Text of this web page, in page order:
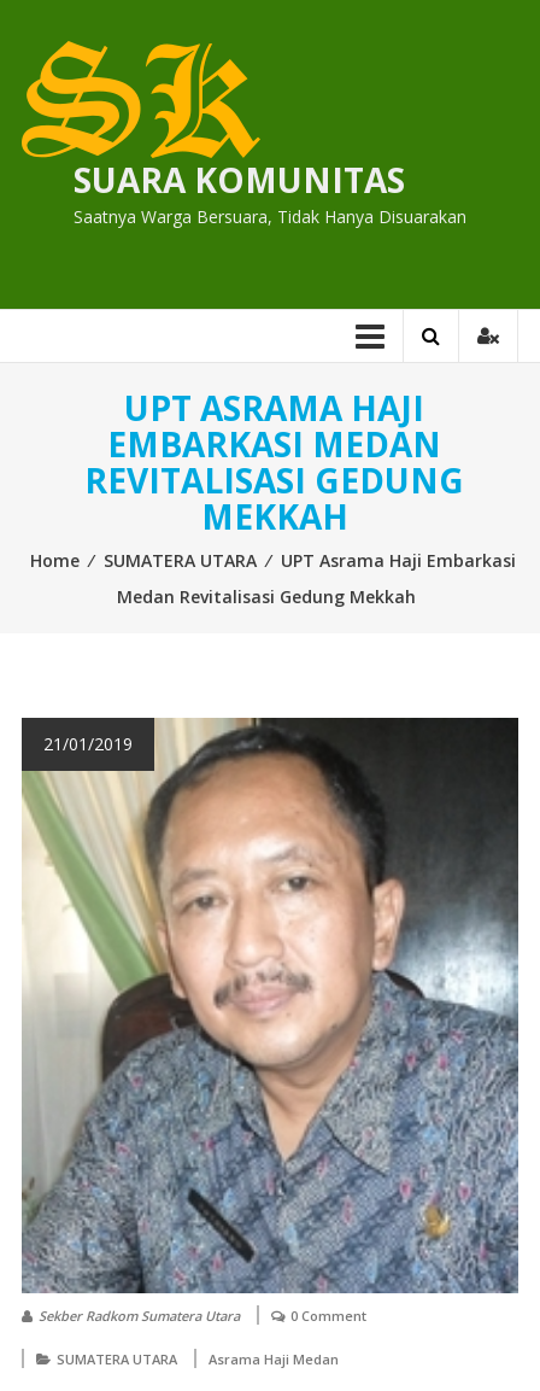
content
SUARA KOMUNITAS
Saatnya Warga Bersuara, Tidak Hanya Disuarakan
UPT ASRAMA HAJI
EMBARKASI MEDAN
REVITALISASI GEDUNG
MEKKAH
Home ⁄ SUMATERA UTARA ⁄ UPT Asrama Haji Embarkasi
Medan Revitalisasi Gedung Mekkah
21/01/2019
Sekber Radkom Sumatera Utara 0 Comment
SUMATERA UTARA Asrama Haji Medan